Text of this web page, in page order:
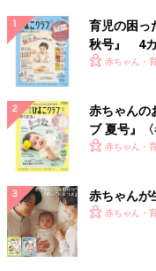
育児の困っ
秋号』 4カ
いっぱい！
赤ちゃん・
赤ちゃんの
ブ 夏号』
く！ おっ
赤ちゃん・
赤ちゃんが
赤ちゃん・